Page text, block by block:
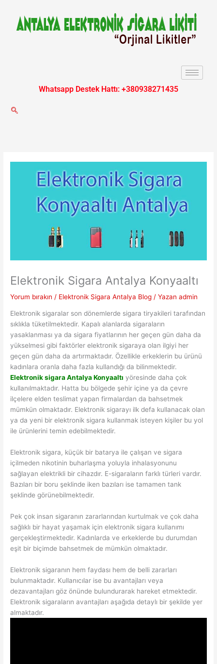
Whatsapp Destek Hattı: +380938271435
Elektronik Sigara Antalya Konyaaltı
Yorum bırakın / Elektronik Sigara Antalya Blog / Yazan admin
Elektronik sigaralar son dönemlerde sigara tiryakileri tarafından
sıklıkla tüketilmektedir. Kapalı alanlarda sigaraların
yasaklanması ya da sigara fiyatlarının her geçen gün daha da
yükselmesi gibi faktörler elektronik sigaraya olan ilgiyi her
geçen gün daha da artırmaktadır. Özellikle erkeklerin bu ürünü
kadınlara oranla daha fazla kullandığı da bilinmektedir.
Elektronik sigara Antalya Konyaaltı yöresinde daha çok
kullanılmaktadır. Hatta bu bölgede şehir içine ya da çevre
ilçelere elden teslimat yapan firmalardan da bahsetmek
mümkün olmaktadır. Elektronik sigarayı ilk defa kullanacak olan
ya da yeni bir elektronik sigara kullanmak isteyen kişiler bu yol
ile ürünlerini temin edebilmektedir.
Elektronik sigara, küçük bir batarya ile çalışan ve sigara
içilmeden nikotinin buharlaşma yoluyla inhalasyonunu
sağlayan elektrikli bir cihazdır. E-sigaraların farklı türleri vardır.
Bazıları bir boru şeklinde iken bazıları ise tamamen tank
şeklinde görünebilmektedir.
Pek çok insan sigaranın zararlarından kurtulmak ve çok daha
sağlıklı bir hayat yaşamak için elektronik sigara kullanımı
gerçekleştirmektedir. Kadınlarda ve erkeklerde bu durumdan
eşit bir biçimde bahsetmek de mümkün olmaktadır.
Elektronik sigaranın hem faydası hem de belli zararları
bulunmaktadır. Kullanıcılar ise bu avantajları veya
dezavantajları göz önünde bulundurarak hareket etmektedir.
Elektronik sigaraların avantajları aşağıda detaylı bir şekilde yer
almaktadır.